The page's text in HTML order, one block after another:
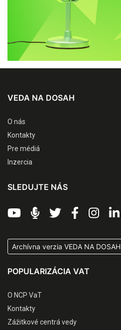
VEDA NA DOSAH
O nás
Kontakty
Pre médiá
Inzercia
SLEDUJTE NÁS
Archívna verzia VEDA NA DOSAH
POPULARIZÁCIA VAT
O NCP VaT
Kontakty
Zážitkové centrá vedy